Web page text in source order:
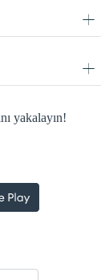
yakalayın!